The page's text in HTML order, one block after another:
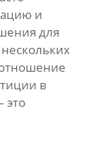
и
для
в
это